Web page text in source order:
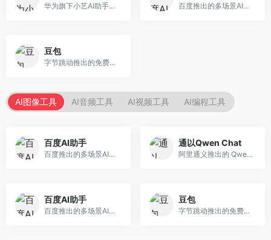
华为旗下小艺AI助手网页端，已接入DeepSeek-R1 百度推出的多场景AI智能体助手
豆包
字节跳动推出的免费AI智能助手
AI图像工具 AI音频工具 AI视频工具 AI编程工具
百度AI助手
百度推出的多场景AI智能体助手
通以Qwen Chat
阿里通义推出的 Qwen AI 大模型Web UI界面
百度AI助手
百度推出的多场景AI智能体助手
豆包
字节跳动推出的免费AI智能助手